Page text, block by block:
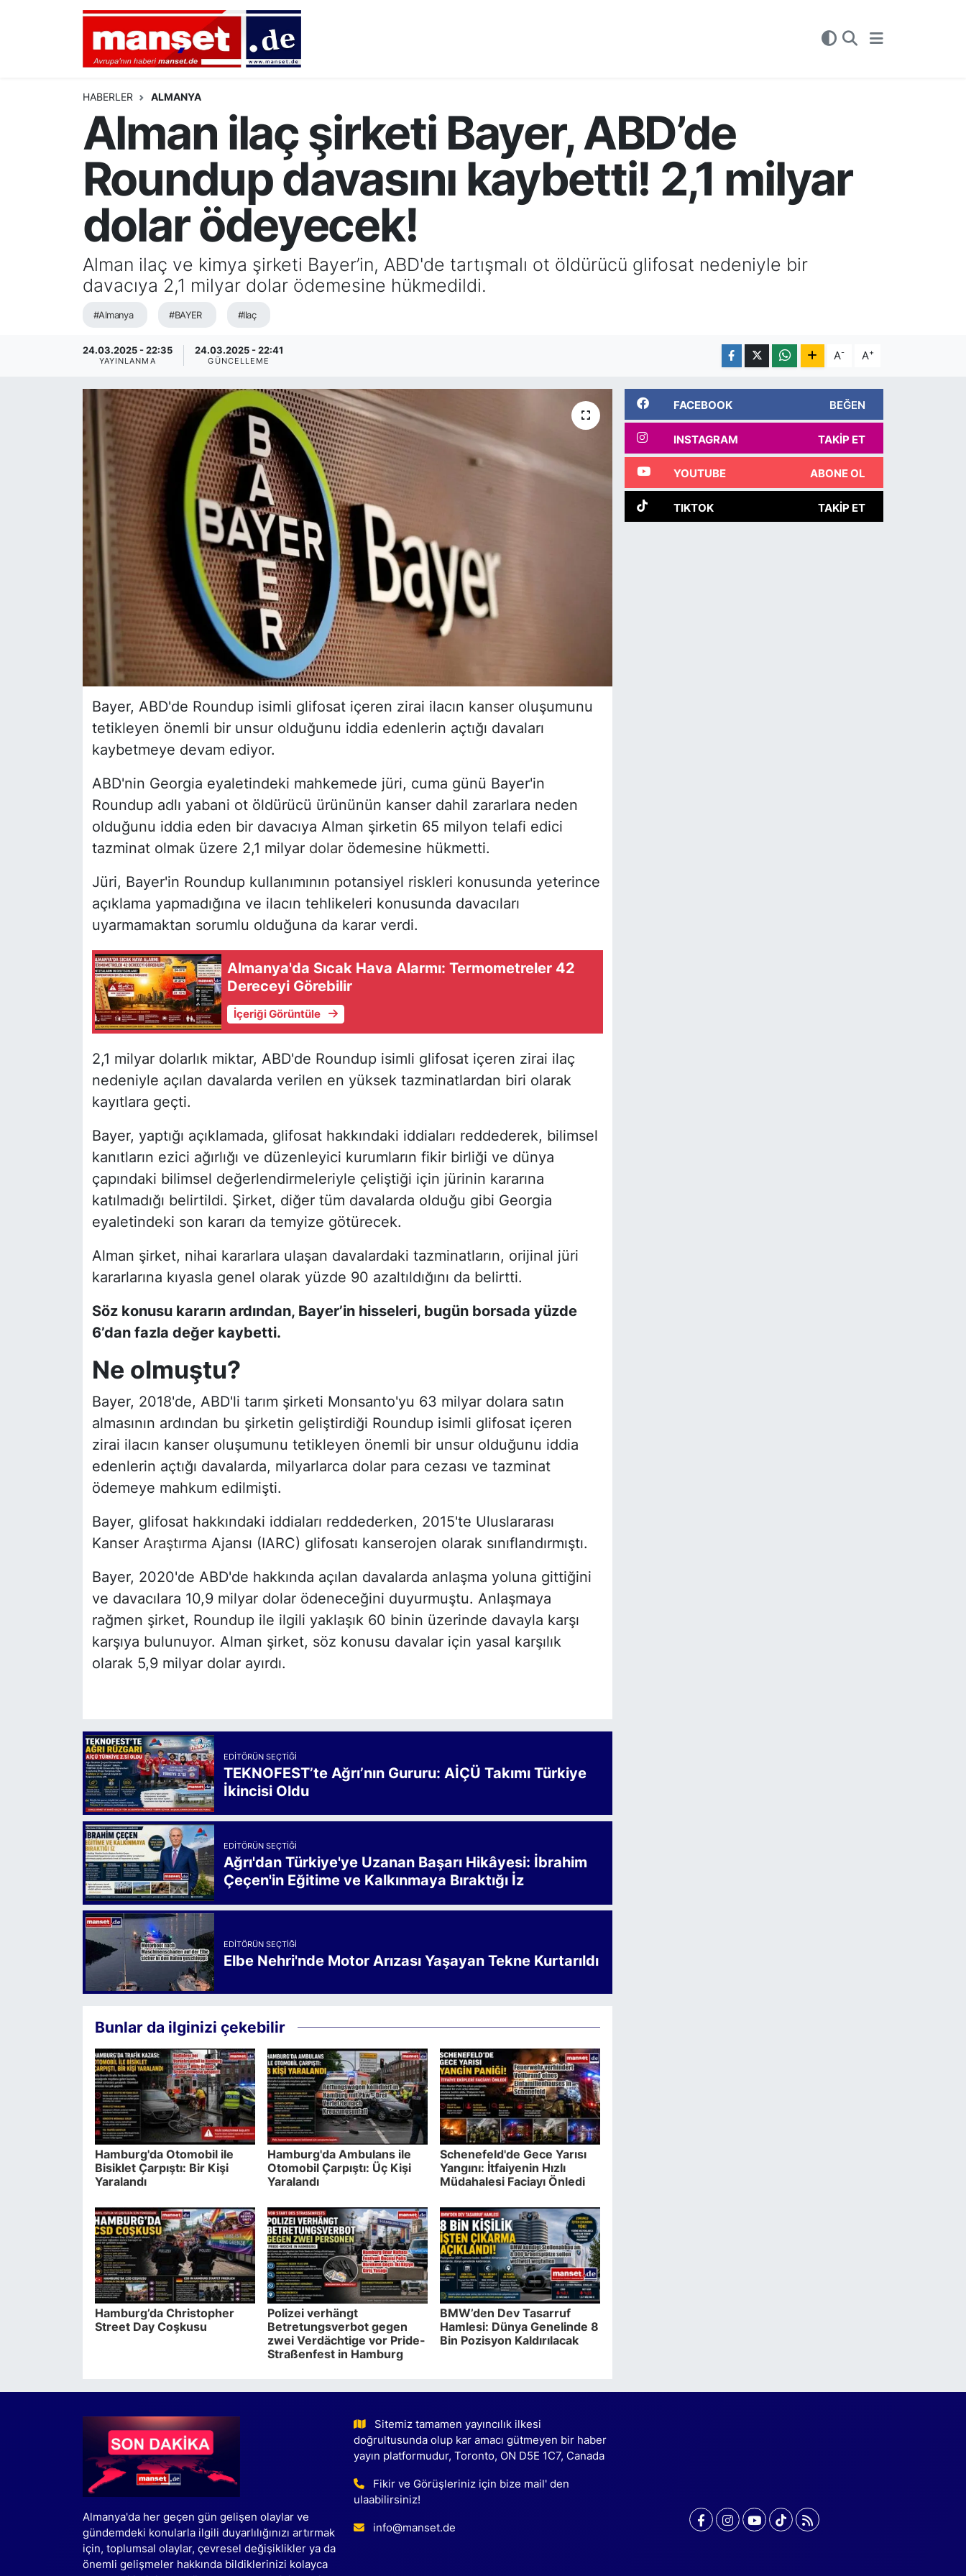
HABERLER ALMANYA
Alman ilaç şirketi Bayer, ABD’de
Roundup davasını kaybetti! 2,1 milyar
dolar ödeyecek!
Alman ilaç ve kimya şirketi Bayer’in, ABD'de tartışmalı ot öldürücü glifosat nedeniyle bir
davacıya 2,1 milyar dolar ödemesine hükmedildi.
#Almanya #BAYER #Ilaç
24.03.2025 - 22:35
YAYINLANMA
24.03.2025 - 22:41
GÜNCELLEME A- A+
Bayer, ABD'de Roundup isimli glifosat içeren zirai ilacın kanseroluşumunu
tetikleyen önemli bir unsur olduğunu iddia edenlerin açtığı davaları
kaybetmeye devam ediyor.
ABD'nin Georgia eyaletindeki mahkemede jüri, cuma günü Bayer'in
Roundup adlı yabani ot öldürücü ürününün kanser dahil zararlara neden
olduğunu iddia eden bir davacıya Alman şirketin 65 milyon telafi edici
tazminat olmak üzere 2,1 milyar dolarödemesine hükmetti.
Jüri, Bayer'in Roundup kullanımının potansiyel riskleri konusunda yeterince
açıklama yapmadığına ve ilacın tehlikeleri konusunda davacıları
uyarmamaktan sorumlu olduğuna da karar verdi.
Almanya'da Sıcak Hava Alarmı: Termometreler 42
Dereceyi Görebilir
İçeriği Görüntüle
2,1 milyar dolarlık miktar, ABD'de Roundup isimli glifosat içeren zirai ilaç
nedeniyle açılan davalarda verilen en yüksek tazminatlardan biri olarak
kayıtlara geçti.
Bayer, yaptığı açıklamada, glifosat hakkındaki iddiaları reddederek, bilimsel
kanıtların ezici ağırlığı ve düzenleyici kurumların fikir birliği ve dünya
çapındaki bilimsel değerlendirmeleriyle çeliştiği için jürinin kararına
katılmadığı belirtildi. Şirket, diğer tüm davalarda olduğu gibi Georgia
eyaletindeki son kararı da temyize götürecek.
Alman şirket, nihai kararlara ulaşan davalardaki tazminatların, orijinal jüri
kararlarına kıyasla genel olarak yüzde 90 azaltıldığını da belirtti.
Söz konusu kararın ardından, Bayer’in hisseleri, bugün borsada yüzde
6’dan fazla değer kaybetti.
Ne olmuştu?
Bayer, 2018'de, ABD'li tarım şirketi Monsanto'yu 63 milyar dolara satın
almasının ardından bu şirketin geliştirdiği Roundup isimli glifosat içeren
zirai ilacın kanser oluşumunu tetikleyen önemli bir unsur olduğunu iddia
edenlerin açtığı davalarda, milyarlarca dolar para cezası ve tazminat
ödemeye mahkum edilmişti.
Bayer, glifosat hakkındaki iddiaları reddederken, 2015'te Uluslararası
Kanser Araştırma Ajansı (IARC) glifosatı kanserojen olarak sınıflandırmıştı.
Bayer, 2020'de ABD'de hakkında açılan davalarda anlaşma yoluna gittiğini
ve davacılara 10,9 milyar dolar ödeneceğini duyurmuştu. Anlaşmaya
rağmen şirket, Roundup ile ilgili yaklaşık 60 binin üzerinde davayla karşı
karşıya bulunuyor. Alman şirket, söz konusu davalar için yasal karşılık
olarak 5,9 milyar dolar ayırdı.
EDITÖRÜN SEÇTIĞI
TEKNOFEST’te Ağrı’nın Gururu: AİÇÜ Takımı Türkiye
İkincisi Oldu
EDITÖRÜN SEÇTIĞI
Ağrı'dan Türkiye'ye Uzanan Başarı Hikâyesi: İbrahim
Çeçen'in Eğitime ve Kalkınmaya Bıraktığı İz
EDITÖRÜN SEÇTIĞI
Elbe Nehri'nde Motor Arızası Yaşayan Tekne Kurtarıldı
Bunlar da ilginizi çekebilir
Hamburg'da Otomobil ile
Bisiklet Çarpıştı: Bir Kişi
Yaralandı
Hamburg'da Ambulans ile
Otomobil Çarpıştı: Üç Kişi
Yaralandı
Schenefeld'de Gece Yarısı
Yangını: İtfaiyenin Hızlı
Müdahalesi Faciayı Önledi
Hamburg’da Christopher
Street Day Coşkusu
Polizei verhängt
Betretungsverbot gegen
zwei Verdächtige vor Pride-
Straßenfest in Hamburg
BMW’den Dev Tasarruf
Hamlesi: Dünya Genelinde 8
Bin Pozisyon Kaldırılacak
FACEBOOK BEĞEN
INSTAGRAM TAKIP ET
YOUTUBE ABONE OL
TIKTOK TAKIP ET
Almanya'da her geçen gün gelişen olaylar ve
gündemdeki konularla ilgili duyarlılığınızı artırmak
için, toplumsal olaylar, çevresel değişiklikler ya da
önemli gelişmeler hakkında bildiklerinizi kolayca
Sitemiz tamamen yayıncılık ilkesi
doğrultusunda olup kar amacı gütmeyen bir haber
yayın platformudur, Toronto, ON D5E 1C7, Canada
Fikir ve Görüşleriniz için bize mail' den
ulaabilirsiniz!
info@manset.de
AVRUPA
ALMANYA
TÜRKİYE
DEUTSCH
EKONOMİ
SİYASET
Nöbetçi Eczaneler
Hava Durumu
Namaz Vakitleri
Trafik Durumu
Tüm Manşetler
Son Dakika Haberleri
Haber Arşivi